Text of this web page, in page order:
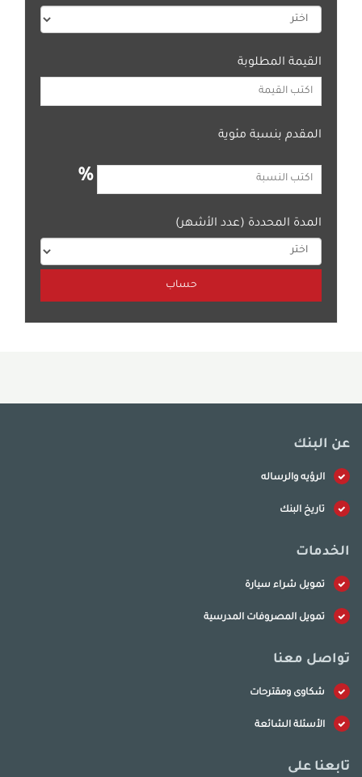
القيمة المطلوبة
المقدم بنسبة مئوية
%
المدة المحددة (عدد الأشهر)
عن البنك
الرؤيه والرساله
تاريخ البنك
الخدمات
تمويل شراء سيارة
تمويل المصروفات المدرسية
تواصل معنا
شكاوى ومقترحات
الأسئلة الشائعة
تابعنا على